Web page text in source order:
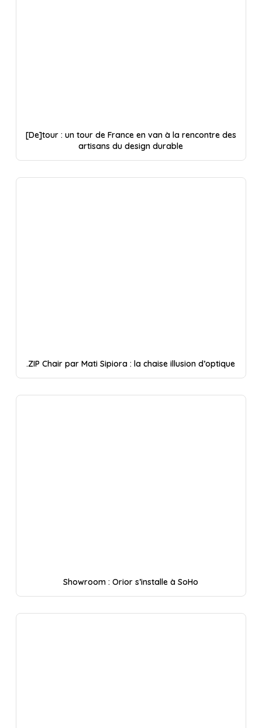
[De]tour : un tour de France en van à la rencontre des
artisans du design durable
.ZIP Chair par Mati Sipiora : la chaise illusion d’optique
Showroom : Orior s’installe à SoHo